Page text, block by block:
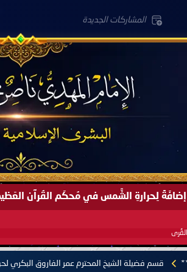
المشاركات الجديدة
لعَامِكم هذا (1445 هـ) ..
قسم فضيلة الشيخ المحترم عمر الفاروق البكري